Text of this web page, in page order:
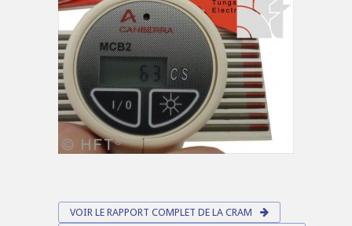
VOIR LE RAPPORT COMPLET DE LA CRAM